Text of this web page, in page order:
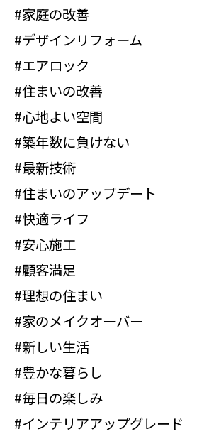
#家庭の改善
#デザインリフォーム
#エアロック
#住まいの改善
#心地よい空間
#築年数に負けない
#最新技術
#住まいのアップデート
#快適ライフ
#安心施工
#顧客満足
#理想の住まい
#家のメイクオーバー
#新しい生活
#豊かな暮らし
#毎日の楽しみ
#インテリアアップグレード